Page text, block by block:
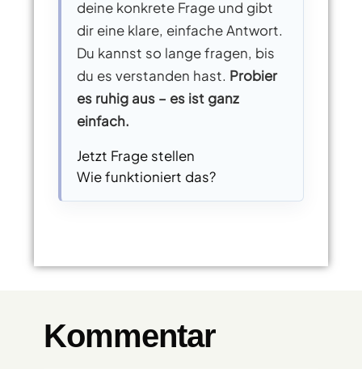
deine konkrete Frage und gibt
dir eine klare, einfache Antwort.
Du kannst so lange fragen, bis
du es verstanden hast. Probier
es ruhig aus – es ist ganz
einfach.
Jetzt Frage stellen
Wie funktioniert das?
Kommentar